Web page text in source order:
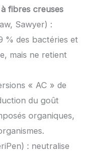
fibres creuses
Sawyer) :
% des bactéries et
mais ne retient
« AC » de
du goût
organiques,
: neutralise